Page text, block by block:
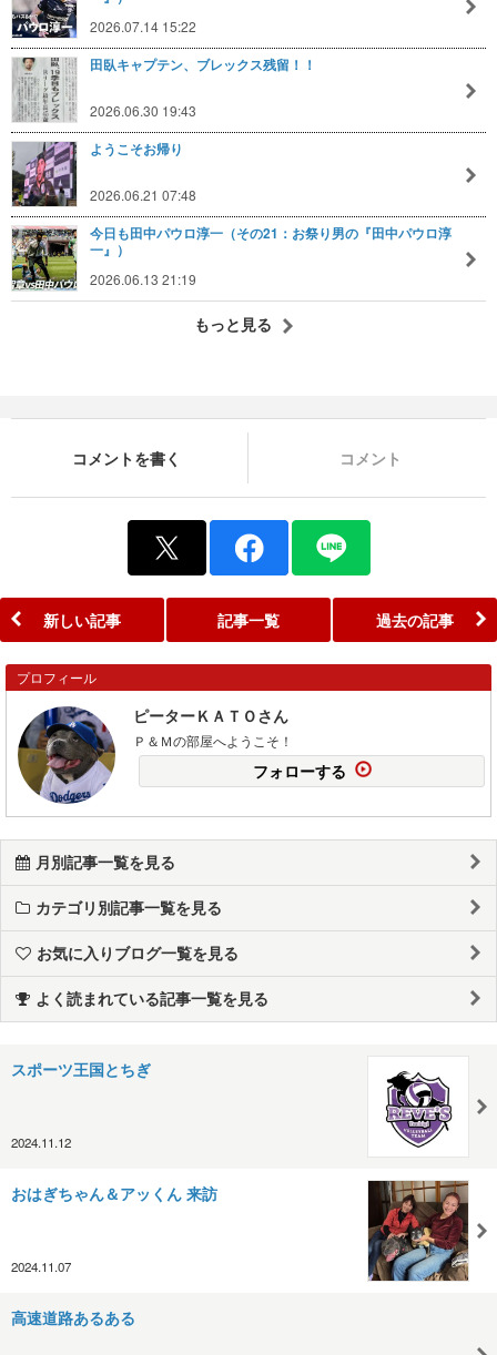
2026.07.14 15:22
田臥キャプテン、ブレックス残留！！
2026.06.30 19:43
ようこそお帰り
2026.06.21 07:48
今日も田中パウロ淳一（その21：お祭り男の『田中パウロ淳
一』）
2026.06.13 21:19
もっと見る
コメントを書く コメント
新しい記事 記事一覧 過去の記事
プロフィール
ピーターＫＡＴＯさん
Ｐ＆Ｍの部屋へようこそ！
フォローする
月別記事一覧を見る
カテゴリ別記事一覧を見る
お気に入りブログ一覧を見る
よく読まれている記事一覧を見る
スポーツ王国とちぎ
2024.11.12
おはぎちゃん＆アッくん 来訪
2024.11.07
高速道路あるある